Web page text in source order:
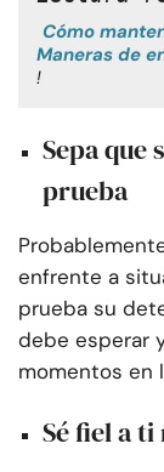
Cómo
Maneras de
!
Sepa que
prueba
enfrente a
prueba su
debe esperar
momentos en
Sé fiel a